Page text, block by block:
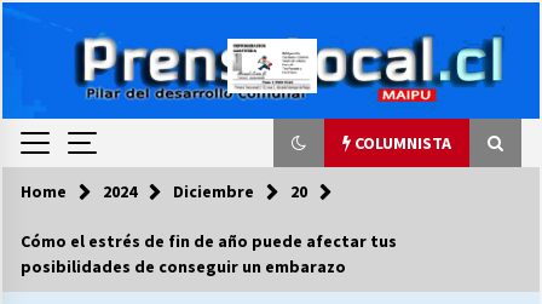
COLUMNISTA
COLUMNISTA
Ya se ordenaron las cuentas de luz… ¿Y
Home 2024 Diciembre 20
Cómo el estrés de fin de año puede afectar tus
posibilidades de conseguir un embarazo